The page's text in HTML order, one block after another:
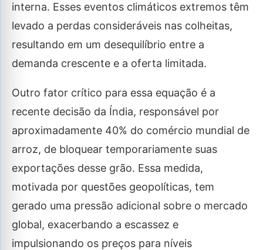
interna. Esses eventos climáticos extremos têm
levado a perdas consideráveis nas colheitas,
resultando em um desequilíbrio entre a
demanda crescente e a oferta limitada.
Outro fator crítico para essa equação é a
recente decisão da Índia, responsável por
aproximadamente 40% do comércio mundial de
arroz, de bloquear temporariamente suas
exportações desse grão. Essa medida,
motivada por questões geopolíticas, tem
gerado uma pressão adicional sobre o mercado
global, exacerbando a escassez e
impulsionando os preços para níveis